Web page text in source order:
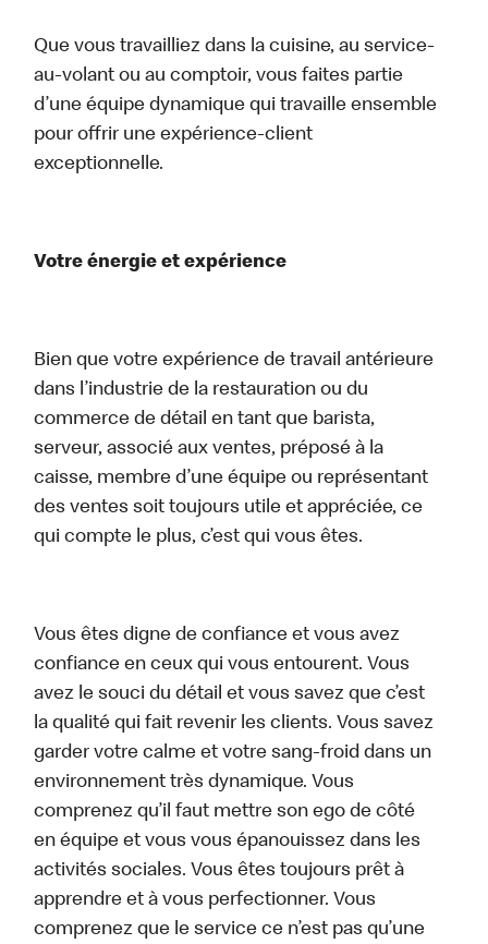
Que vous travailliez dans la cuisine, au service-
au-volant ou au comptoir, vous faites partie
d’une équipe dynamique qui travaille ensemble
pour offrir une expérience-client
exceptionnelle.
Votre énergie et expérience
Bien que votre expérience de travail antérieure
dans l’industrie de la restauration ou du
commerce de détail en tant que barista,
serveur, associé aux ventes, préposé à la
caisse, membre d’une équipe ou représentant
des ventes soit toujours utile et appréciée, ce
qui compte le plus, c’est qui vous êtes.
Vous êtes digne de confiance et vous avez
confiance en ceux qui vous entourent. Vous
avez le souci du détail et vous savez que c’est
la qualité qui fait revenir les clients. Vous savez
garder votre calme et votre sang-froid dans un
environnement très dynamique. Vous
comprenez qu’il faut mettre son ego de côté
en équipe et vous vous épanouissez dans les
activités sociales. Vous êtes toujours prêt à
apprendre et à vous perfectionner. Vous
comprenez que le service ce n’est pas qu’une